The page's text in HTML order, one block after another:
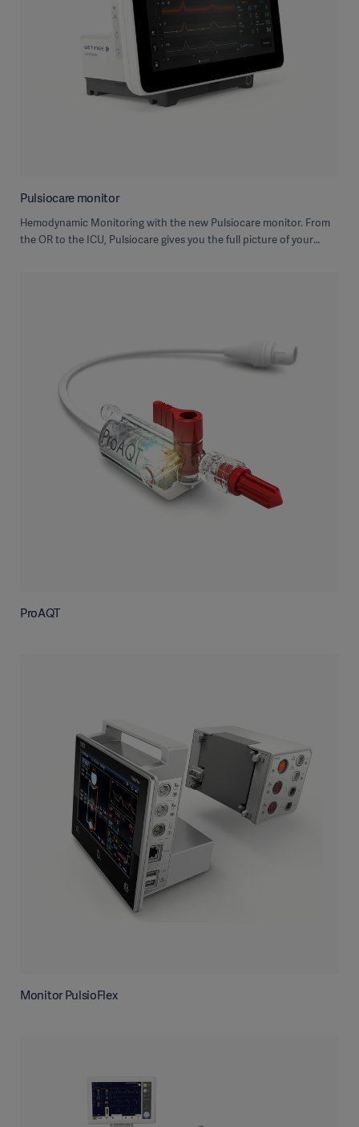
Pulsiocare monitor
Hemodynamic Monitoring with the new Pulsiocare monitor. From
the OR to the ICU, Pulsiocare gives you the full picture of your
ProAQT
Monitor PulsioFlex